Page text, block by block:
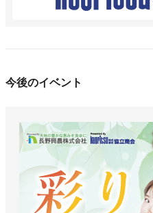
今後のイベント